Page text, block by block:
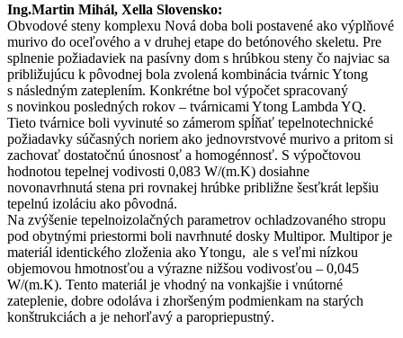
Ing.Martin Mihál, Xella Slovensko:
Obvodové steny komplexu Nová doba boli postavené ako výplňové
murivo do oceľového a v druhej etape do betónového skeletu. Pre
splnenie požiadaviek na pasívny dom s hrúbkou steny čo najviac sa
približujúcu k pôvodnej bola zvolená kombinácia tvárnic Ytong
s následným zateplením. Konkrétne bol výpočet spracovaný
s novinkou posledných rokov – tvárnicami Ytong Lambda YQ.
Tieto tvárnice boli vyvinuté so zámerom spĺňať tepelnotechnické
požiadavky súčasných noriem ako jednovrstvové murivo a pritom si
zachovať dostatočnú únosnosť a homogénnosť. S výpočtovou
hodnotou tepelnej vodivosti 0,083 W/(m.K) dosiahne
novonavrhnutá stena pri rovnakej hrúbke približne šesťkrát lepšiu
tepelnú izoláciu ako pôvodná.
Na zvýšenie tepelnoizolačných parametrov ochladzovaného stropu
pod obytnými priestormi boli navrhnuté dosky Multipor. Multipor je
materiál identického zloženia ako Ytongu, ale s veľmi nízkou
objemovou hmotnosťou a výrazne nižšou vodivosťou – 0,045
W/(m.K). Tento materiál je vhodný na vonkajšie i vnútorné
zateplenie, dobre odoláva i zhoršeným podmienkam na starých
konštrukciách a je nehorľavý a paropriepustný.